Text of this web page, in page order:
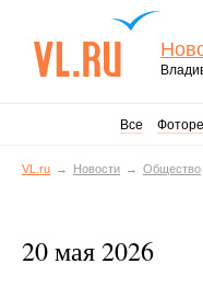
Все
VL.ru Новости Общество
20 мая 2026